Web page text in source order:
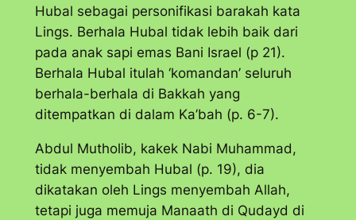
Hubal sebagai personifikasi barakah kata
Lings. Berhala Hubal tidak lebih baik dari
pada anak sapi emas Bani Israel (p 21).
Berhala Hubal itulah ‘komandan’ seluruh
berhala-berhala di Bakkah yang
ditempatkan di dalam Ka’bah (p. 6-7).
Abdul Mutholib, kakek Nabi Muhammad,
tidak menyembah Hubal (p. 19), dia
dikatakan oleh Lings menyembah Allah,
tetapi juga memuja Manaath di Qudayd di